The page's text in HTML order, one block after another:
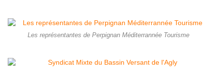
Les représentantes de Perpignan Méditerrannée Tourisme